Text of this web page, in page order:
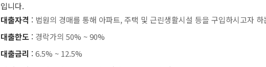
입니다.
대출자격 : 법원의 경매를 통해 아파트, 주택 및 근린생활시설 등을 구입하시고자 하
대출한도 : 경락가의 50% ~ 90%
대출금리 : 6.5% ~ 12.5%